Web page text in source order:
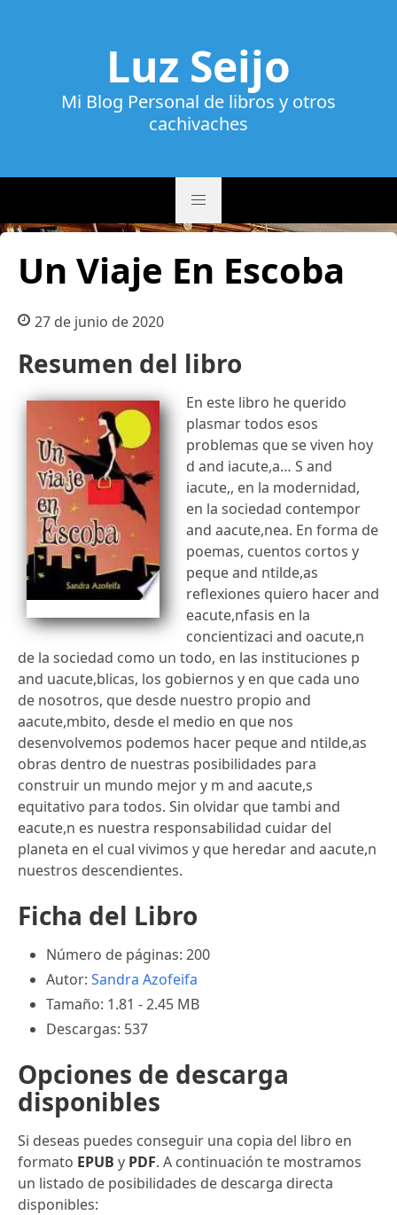
Luz Seijo
Mi Blog Personal de libros y otros
cachivaches
Un Viaje En Escoba
27 de junio de 2020
Resumen del libro
En este libro he querido
plasmar todos esos
problemas que se viven hoy
d and iacute,a… S and
iacute,, en la modernidad,
en la sociedad contempor
and aacute,nea. En forma de
poemas, cuentos cortos y
peque and ntilde,as
reflexiones quiero hacer and
eacute,nfasis en la
concientizaci and oacute,n
de la sociedad como un todo, en las instituciones p
and uacute,blicas, los gobiernos y en que cada uno
de nosotros, que desde nuestro propio and
aacute,mbito, desde el medio en que nos
desenvolvemos podemos hacer peque and ntilde,as
obras dentro de nuestras posibilidades para
construir un mundo mejor y m and aacute,s
equitativo para todos. Sin olvidar que tambi and
eacute,n es nuestra responsabilidad cuidar del
planeta en el cual vivimos y que heredar and aacute,n
nuestros descendientes.
Ficha del Libro
Número de páginas: 200
Autor: Sandra Azofeifa
Tamaño: 1.81 - 2.45 MB
Descargas: 537
Opciones de descarga
disponibles
Si deseas puedes conseguir una copia del libro en
formato EPUB y PDF. A continuación te mostramos
un listado de posibilidades de descarga directa
disponibles: